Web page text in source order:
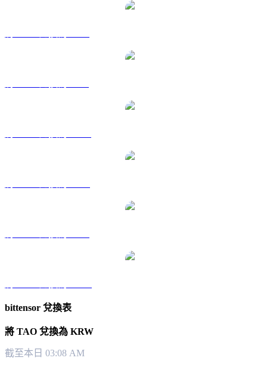
bittensor 兌換表
將 TAO 兌換為 KRW
截至本日 03:08 AM